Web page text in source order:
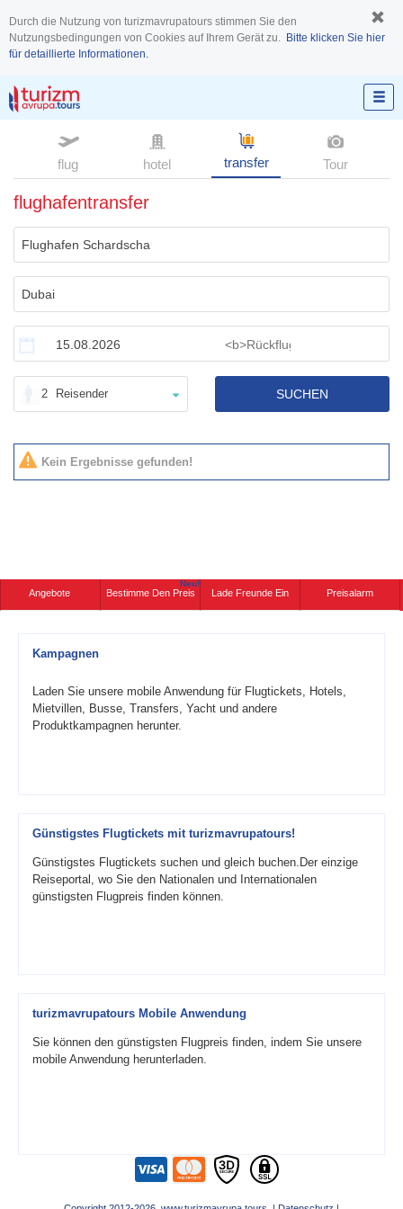
Durch die Nutzung von turizmavrupatours stimmen Sie den
Nutzungsbedingungen von Cookies auf Ihrem Gerät zu. Bitte klicken Sie hier
für detaillierte Informationen.
flug hotel transfer Tour
flughafentransfer
2 Reisender SUCHEN
Kein Ergebnisse gefunden!
Angebote Bestimme Den Preis
Neu!
Lade Freunde Ein Preisalarm
Kampagnen
Laden Sie unsere mobile Anwendung für Flugtickets, Hotels,
Mietvillen, Busse, Transfers, Yacht und andere
Produktkampagnen herunter.
Günstigstes Flugtickets mit turizmavrupatours!
Günstigstes Flugtickets suchen und gleich buchen.Der einzige
Reiseportal, wo Sie den Nationalen und Internationalen
günstigsten Flugpreis finden können.
turizmavrupatours Mobile Anwendung
Sie können den günstigsten Flugpreis finden, indem Sie unsere
mobile Anwendung herunterladen.